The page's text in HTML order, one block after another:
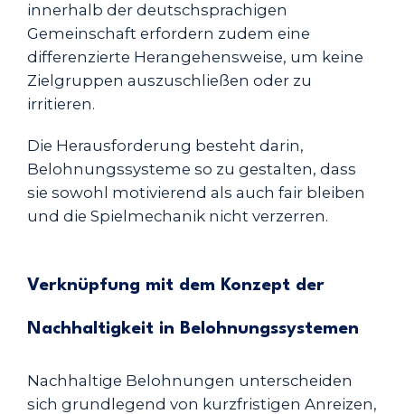
innerhalb der deutschsprachigen
Gemeinschaft erfordern zudem eine
differenzierte Herangehensweise, um keine
Zielgruppen auszuschließen oder zu
irritieren.
Die Herausforderung besteht darin,
Belohnungssysteme so zu gestalten, dass
sie sowohl motivierend als auch fair bleiben
und die Spielmechanik nicht verzerren.
Verknüpfung mit dem Konzept der
Nachhaltigkeit in Belohnungssystemen
Nachhaltige Belohnungen unterscheiden
sich grundlegend von kurzfristigen Anreizen,